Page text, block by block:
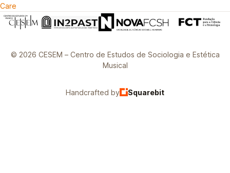
Care
© 2026 CESEM – Centro de Estudos de Sociologia e Estética
Musical
Handcrafted by Squarebit